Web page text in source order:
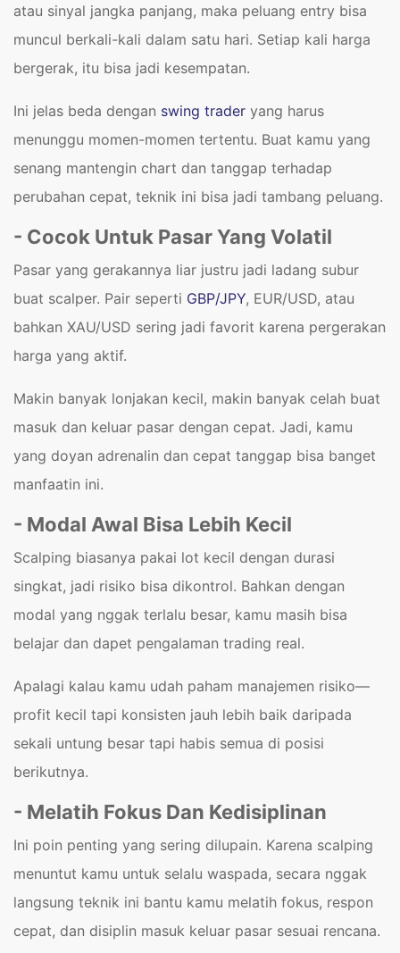
atau sinyal jangka panjang, maka peluang entry bisa
muncul berkali-kali dalam satu hari. Setiap kali harga
bergerak, itu bisa jadi kesempatan.
Ini jelas beda dengan swing trader yang harus
menunggu momen-momen tertentu. Buat kamu yang
senang mantengin chart dan tanggap terhadap
perubahan cepat, teknik ini bisa jadi tambang peluang.
- Cocok Untuk Pasar Yang Volatil
Pasar yang gerakannya liar justru jadi ladang subur
buat scalper. Pair seperti GBP/JPY, EUR/USD, atau
bahkan XAU/USD sering jadi favorit karena pergerakan
harga yang aktif.
Makin banyak lonjakan kecil, makin banyak celah buat
masuk dan keluar pasar dengan cepat. Jadi, kamu
yang doyan adrenalin dan cepat tanggap bisa banget
manfaatin ini.
- Modal Awal Bisa Lebih Kecil
Scalping biasanya pakai lot kecil dengan durasi
singkat, jadi risiko bisa dikontrol. Bahkan dengan
modal yang nggak terlalu besar, kamu masih bisa
belajar dan dapet pengalaman trading real.
Apalagi kalau kamu udah paham manajemen risiko—
profit kecil tapi konsisten jauh lebih baik daripada
sekali untung besar tapi habis semua di posisi
berikutnya.
- Melatih Fokus Dan Kedisiplinan
Ini poin penting yang sering dilupain. Karena scalping
menuntut kamu untuk selalu waspada, secara nggak
langsung teknik ini bantu kamu melatih fokus, respon
cepat, dan disiplin masuk keluar pasar sesuai rencana.